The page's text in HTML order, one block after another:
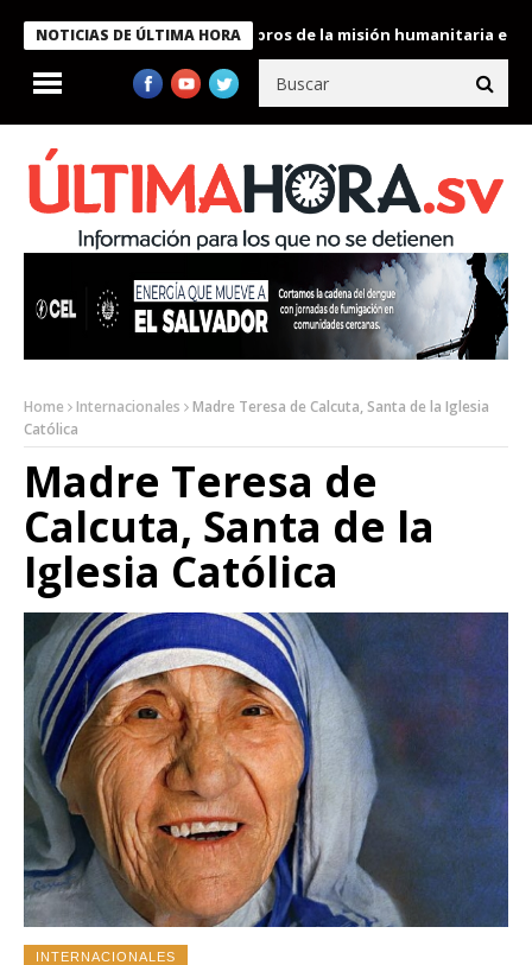
NOTICIAS DE ÚLTIMA HORA
Bukele condecora a miembros de la misión humanitaria enviada
Home Internacionales
Madre Teresa de Calcuta, Santa de la Iglesia
Católica
Madre Teresa de
Calcuta, Santa de la
Iglesia Católica
INTERNACIONALES